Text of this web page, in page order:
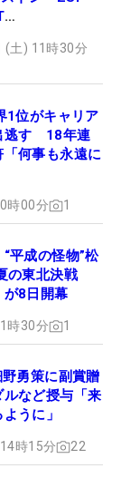
(土) 11時30分
1位がキャリア
逃す 18年連
何事も永遠に
時00分 1
平成の怪物”松
東北決戦
が8日開幕
時30分 1
勇策に副賞贈
など授与「来
うに」
時15分 22